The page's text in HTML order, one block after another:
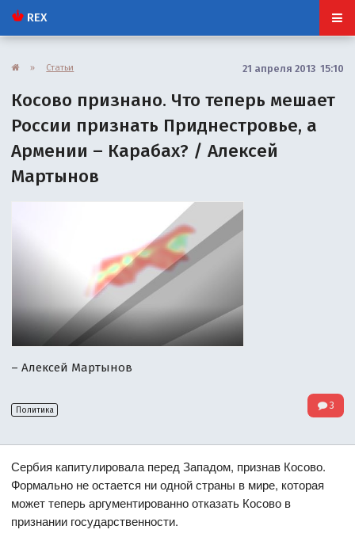
REX
» Статьи 21 апреля 2013 15:10
Косово признано. Что теперь мешает
России признать Приднестровье, а
Армении – Карабах? / Алексей
Мартынов
– Алексей Мартынов
Политика 3
Сербия капитулировала перед Западом, признав Косово.
Формально не остается ни одной страны в мире, которая
может теперь аргументированно отказать Косово в
признании государственности.